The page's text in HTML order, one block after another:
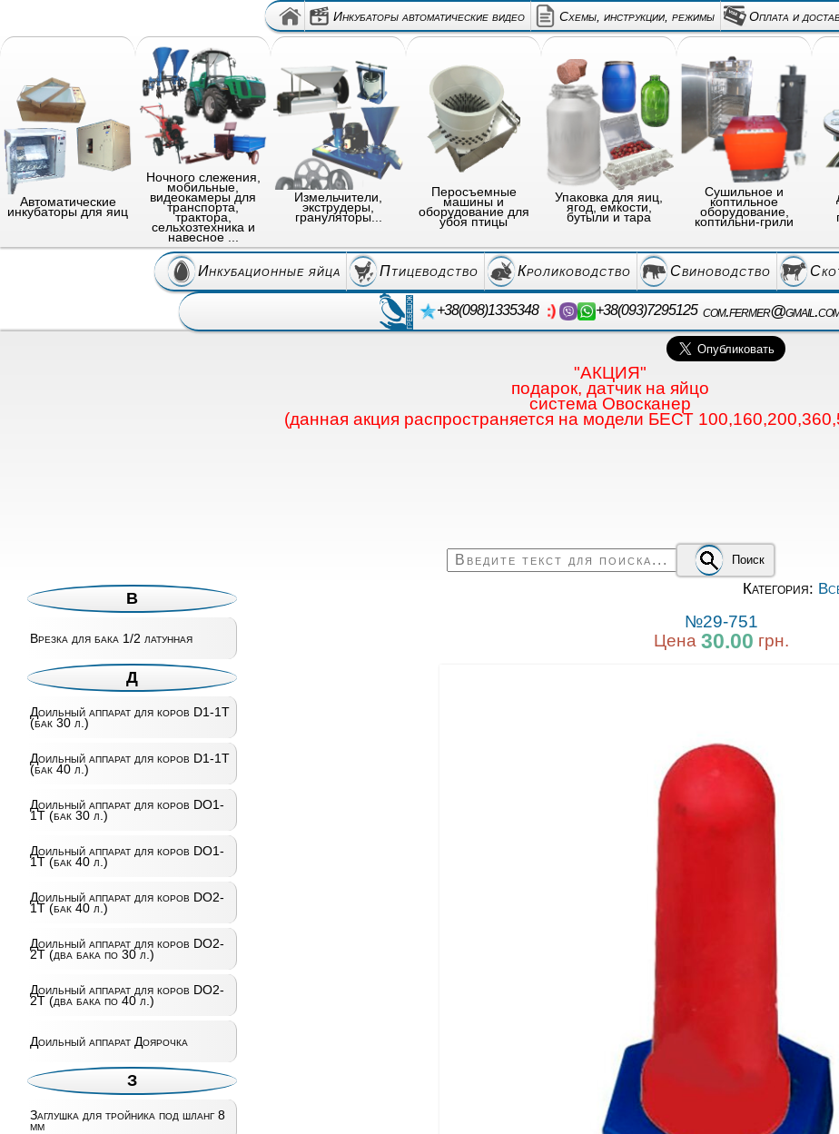
Инкубаторы автоматические видео Схемы, инструкции, режимы Оплата и
Автоматические
инкубаторы для яиц
Ночного слежения,
мобильные,
видеокамеры для
транспорта,
трактора,
сельхозтехника и
навесное ...
Измельчители,
экструдеры,
грануляторы...
Перосъемные
машины и
оборудование для
убоя птицы
Упаковка для яиц,
ягод, емкости,
бутыли и тара
Сушильное и
коптильное
оборудование,
коптильни-грили
Инкубационные яйца Птицеводство Кролиководство Свиноводство
+38(098)1335348 +38(093)7295125
"АКЦИЯ"
подарок, датчик на яйцо
система Овосканер
(данная акция распространяется на модели БЕСТ
Поиск
В
Врезка для бака 1/2 латунная
Д
Доильный аппарат для коров D1-1T
(бак 30 л.)
Доильный аппарат для коров D1-1T
(бак 40 л.)
Доильный аппарат для коров DO1-
1T (бак 30 л.)
Доильный аппарат для коров DO1-
1T (бак 40 л.)
Доильный аппарат для коров DO2-
1T (бак 40 л.)
Доильный аппарат для коров DO2-
2T (два бака по 30 л.)
Доильный аппарат для коров DO2-
2T (два бака по 40 л.)
Доильный аппарат Доярочка
З
Заглушка для тройника под шланг 8
мм
Категория:
№29-751
Цена30.00 грн.